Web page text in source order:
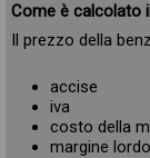
Come è calcolato
Il prezzo della
accise
iva
costo della
margine lordo